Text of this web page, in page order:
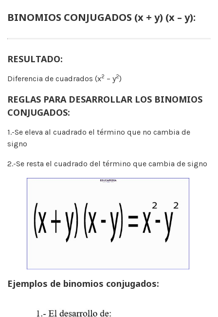
BINOMIOS CONJUGADOS (x + y) (x – y):
RESULTADO:
Diferencia de cuadrados (x2 – y2)
REGLAS PARA DESARROLLAR LOS BINOMIOS
CONJUGADOS:
1.-Se eleva al cuadrado el término que no cambia de
signo
2.-Se resta el cuadrado del término que cambia de signo
Ejemplos de binomios conjugados: